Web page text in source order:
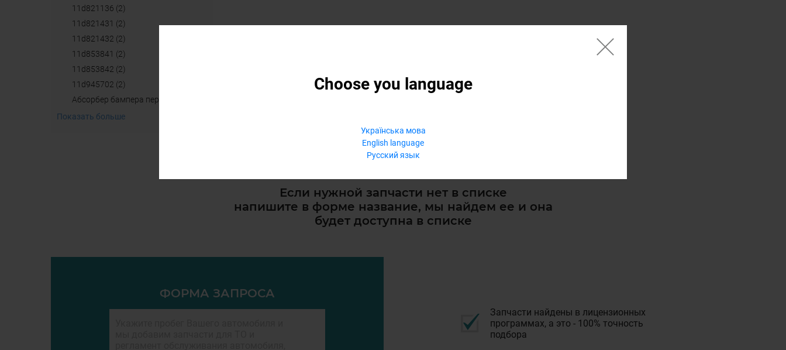
Choose you language
Українська мова
English language
Русский язык
11d821136 (2)
11d821431 (2)
11d821432 (2)
11d853841 (2)
11d853842 (2)
11d945702 (2)
абсорбер бампера переднего (2)
Показать больше
Если нужной запчасти нет в списке
напишите в форме название, мы найдем ее и она
будет доступна в списке
ФОРМА ЗАПРОСА
Запчасти найдены в лицензионных
программах, а это - 100% точность
подбора